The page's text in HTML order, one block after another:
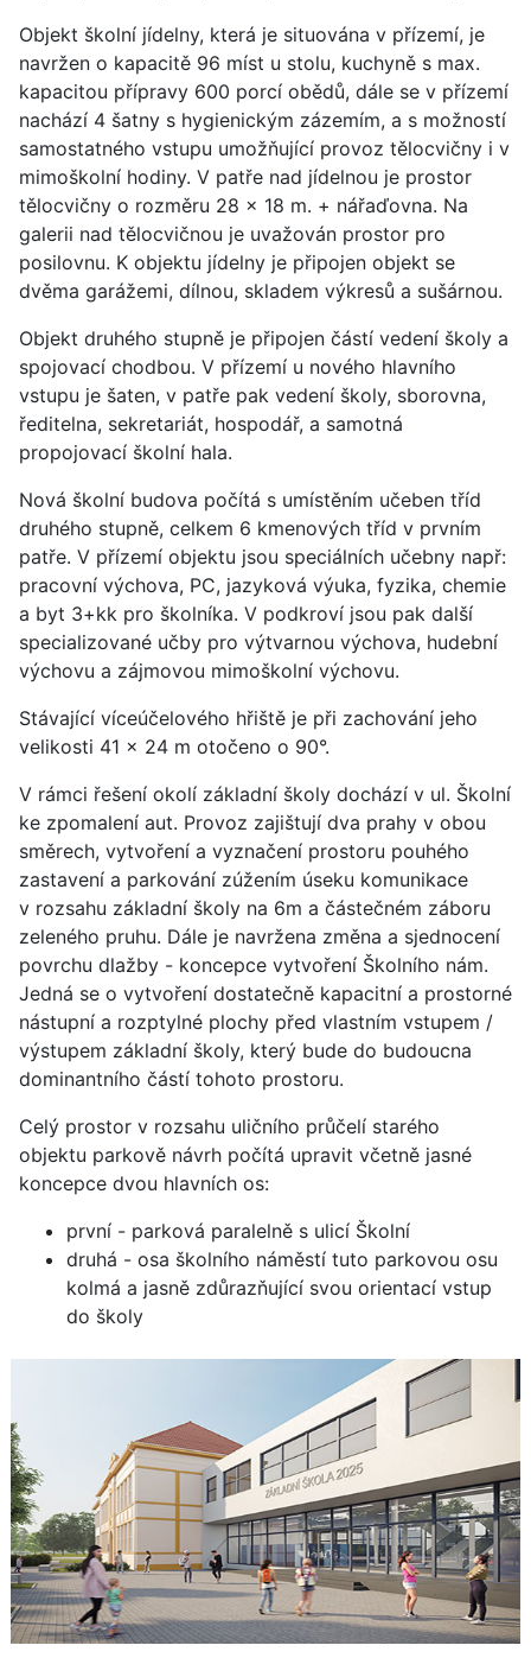
Objekt školní jídelny, která je situována v přízemí, je
navržen o kapacitě 96 míst u stolu, kuchyně s max.
kapacitou přípravy 600 porcí obědů, dále se v přízemí
nachází 4 šatny s hygienickým zázemím, a s možností
samostatného vstupu umožňující provoz tělocvičny i v
mimoškolní hodiny. V patře nad jídelnou je prostor
tělocvičny o rozměru 28 x 18 m. + nářaďovna. Na
galerii nad tělocvičnou je uvažován prostor pro
posilovnu. K objektu jídelny je připojen objekt se
dvěma garážemi, dílnou, skladem výkresů a sušárnou.
Objekt druhého stupně je připojen částí vedení školy a
spojovací chodbou. V přízemí u nového hlavního
vstupu je šaten, v patře pak vedení školy, sborovna,
ředitelna, sekretariát, hospodář, a samotná
propojovací školní hala.
Nová školní budova počítá s umístěním učeben tříd
druhého stupně, celkem 6 kmenových tříd v prvním
patře. V přízemí objektu jsou speciálních učebny např:
pracovní výchova, PC, jazyková výuka, fyzika, chemie
a byt 3+kk pro školníka. V podkroví jsou pak další
specializované učby pro výtvarnou výchova, hudební
výchovu a zájmovou mimoškolní výchovu.
Stávající víceúčelového hřiště je při zachování jeho
velikosti 41 x 24 m otočeno o 90°.
V rámci řešení okolí základní školy dochází v ul. Školní
ke zpomalení aut. Provoz zajištují dva prahy v obou
směrech, vytvoření a vyznačení prostoru pouhého
zastavení a parkování zúžením úseku komunikace
v rozsahu základní školy na 6m a částečném záboru
zeleného pruhu. Dále je navržena změna a sjednocení
povrchu dlažby - koncepce vytvoření Školního nám.
Jedná se o vytvoření dostatečně kapacitní a prostorné
nástupní a rozptylné plochy před vlastním vstupem /
výstupem základní školy, který bude do budoucna
dominantního částí tohoto prostoru.
Celý prostor v rozsahu uličního průčelí starého
objektu parkově návrh počítá upravit včetně jasné
koncepce dvou hlavních os:
první - parková paralelně s ulicí Školní
druhá - osa školního náměstí tuto parkovou osu
kolmá a jasně zdůrazňující svou orientací vstup
do školy